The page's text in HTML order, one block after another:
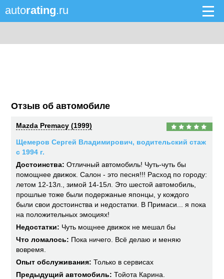
autorating.ru
Отзыв об автомобиле
Mazda Premacy (1999)
Щемеров Сергей Владимирович, водительский стаж
с 1994 г.
Достоинства: Отличный автомобиль! Чуть-чуть бы
помощнее движок. Салон - это песня!!! Расход по городу:
летом 12-13л., зимой 14-15л. Это шестой автомобиль,
прошлые тоже были подержаные японцы, у кождого
были свои достоинства и недостатки. В Примаси... я пока
на положительных эмоциях!
Недостатки: Чуть мощнее движок не мешал бы
Что ломалось: Пока ничего. Всё делаю и меняю
вовремя.
Опыт обслуживания: Только в сервисах
Предыдущий автомобиль: Тойота Карина.